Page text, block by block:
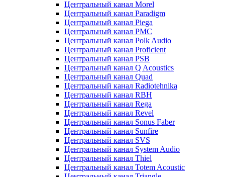
Центральный канал Morel
Центральный канал Paradigm
Центральный канал Piega
Центральный канал PMC
Центральный канал Polk Audio
Центральный канал Proficient
Центральный канал PSB
Центральный канал Q Acoustics
Центральный канал Quad
Центральный канал Radiotehnika
Центральный канал RBH
Центральный канал Rega
Центральный канал Revel
Центральный канал Sonus Faber
Центральный канал Sunfire
Центральный канал SVS
Центральный канал System Audio
Центральный канал Thiel
Центральный канал Totem Acoustic